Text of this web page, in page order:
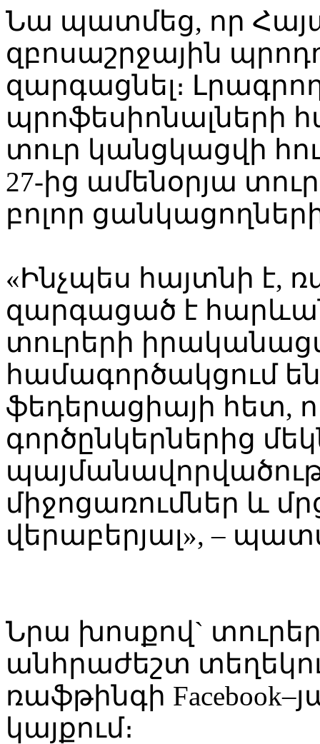
Նա պատմեց, որ
զբոսաշրջային
զարգացնել։
պրոֆեսիոնալների
տուր կանցկացվի
27-ից ամենօրյա
բոլոր
«Ինչպես հայտնի է,
զարգացած է
տուրերի
համագործակցում
ֆեդերացիայի հետ,
գործընկերներից
միջոցառումներ և
վերաբերյալ», –
Նրա խոսքով`
անհրաժեշտ
ռաֆթինգի
կայքում։